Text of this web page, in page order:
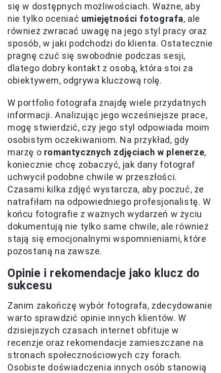
się w dostępnych możliwościach. Ważne, aby
nie tylko oceniać umiejętności fotografa, ale
również zwracać uwagę na jego styl pracy oraz
sposób, w jaki podchodzi do klienta. Ostatecznie
pragnę czuć się swobodnie podczas sesji,
dlatego dobry kontakt z osobą, która stoi za
obiektywem, odgrywa kluczową rolę.
W portfolio fotografa znajdę wiele przydatnych
informacji. Analizując jego wcześniejsze prace,
mogę stwierdzić, czy jego styl odpowiada moim
osobistym oczekiwaniom. Na przykład, gdy
marzę o romantycznych zdjęciach w plenerze,
koniecznie chcę zobaczyć, jak dany fotograf
uchwycił podobne chwile w przeszłości.
Czasami kilka zdjęć wystarcza, aby poczuć, że
natrafiłam na odpowiedniego profesjonalistę. W
końcu fotografie z ważnych wydarzeń w życiu
dokumentują nie tylko same chwile, ale również
stają się emocjonalnymi wspomnieniami, które
pozostaną na zawsze.
Opinie i rekomendacje jako klucz do
sukcesu
Zanim zakończę wybór fotografa, zdecydowanie
warto sprawdzić opinie innych klientów. W
dzisiejszych czasach internet obfituje w
recenzje oraz rekomendacje zamieszczane na
stronach społecznościowych czy forach.
Osobiste doświadczenia innych osób stanowią